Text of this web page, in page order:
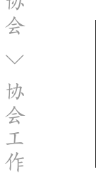
会
协
会
工
作